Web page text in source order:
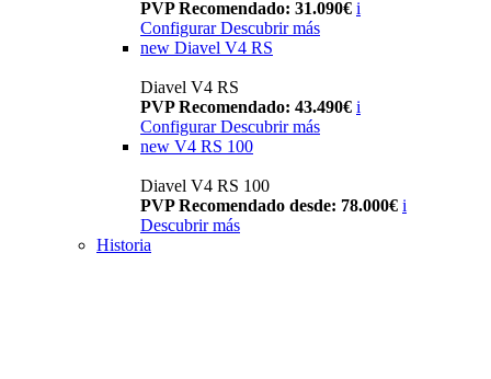
PVP Recomendado: 31.090€ i
Configurar Descubrir más
new Diavel V4 RS
Diavel V4 RS
PVP Recomendado: 43.490€ i
Configurar Descubrir más
new V4 RS 100
Diavel V4 RS 100
PVP Recomendado desde: 78.000€ i
Descubrir más
Historia